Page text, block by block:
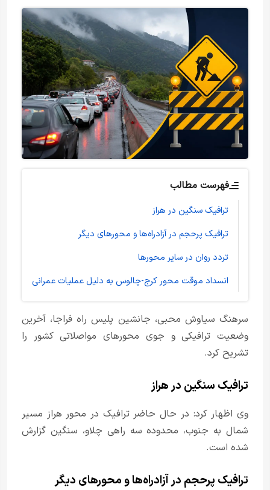
فهرست مطالب
ترافیک سنگین در هراز
ترافیک پرحجم در آزادراه‌ها و محورهای دیگر
تردد روان در سایر محورها
انسداد موقت محور کرج-چالوس به دلیل عملیات عمرانی
سرهنگ سیاوش محبی، جانشین پلیس راه فراجا، آخرین
وضعیت ترافیکی و جوی محورهای مواصلاتی کشور را
تشریح کرد.
ترافیک سنگین در هراز
وی اظهار کرد: در حال حاضر ترافیک در محور هراز مسیر
شمال به جنوب، محدوده سه راهی چلاو، سنگین گزارش
شده است.
ترافیک پرحجم در آزادراه‌ها و محورهای دیگر